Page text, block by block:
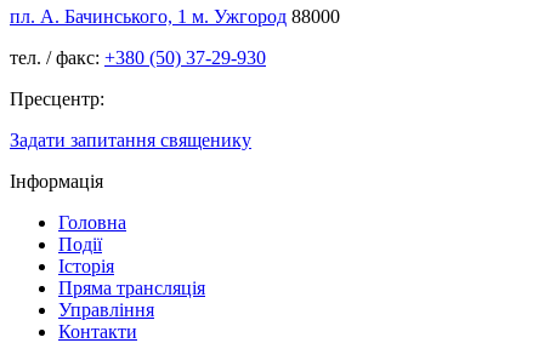
пл. А. Бачинського, 1 м. Ужгород 88000
тел. / факс: +380 (50) 37-29-930
Пресцентр:
Задати запитання священику
Інформація
Головна
Події
Історія
Пряма трансляція
Управління
Контакти